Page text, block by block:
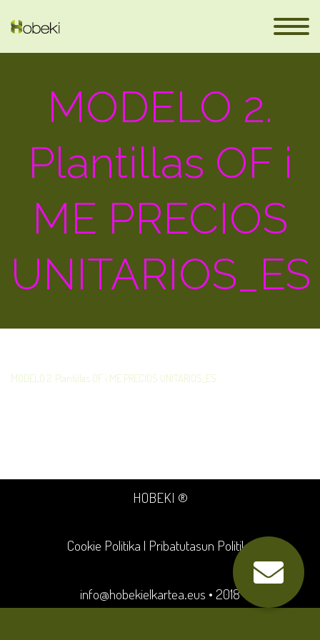
MODELO 2.
Plantillas OF i
ME PRECIOS
UNITARIOS_ES
MODELO 2. Plantillas OF i ME PRECIOS UNITARIOS_ES
HOBEKI ®
Cookie Politika | Pribatutasun Politika
info@hobekielkartea.eus • 2018